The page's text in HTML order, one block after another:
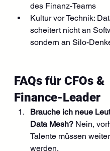
des Finanz-Teams
Kultur vor Technik:
scheitert nicht an
sondern an Silo-
FAQs für CFOs &
Finance-Leader
Brauche ich neue
Data Mesh? Nein,
Talente müssen
werden.